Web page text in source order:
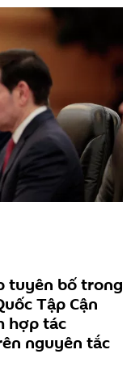
tuyên bố trong
Tập Cận
hợp tác
nguyên tắc